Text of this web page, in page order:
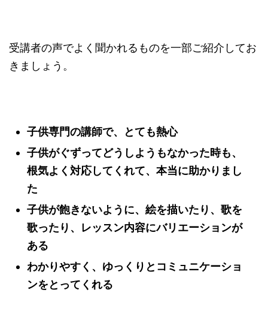
受講者の声でよく聞かれるものを一部ご紹介してお
きましょう。
子供専門の講師で、とても熱心
子供がぐずってどうしようもなかった時も、
根気よく対応してくれて、本当に助かりまし
た
子供が飽きないように、絵を描いたり、歌を
歌ったり、レッスン内容にバリエーションが
ある
わかりやすく、ゆっくりとコミュニケーショ
ンをとってくれる